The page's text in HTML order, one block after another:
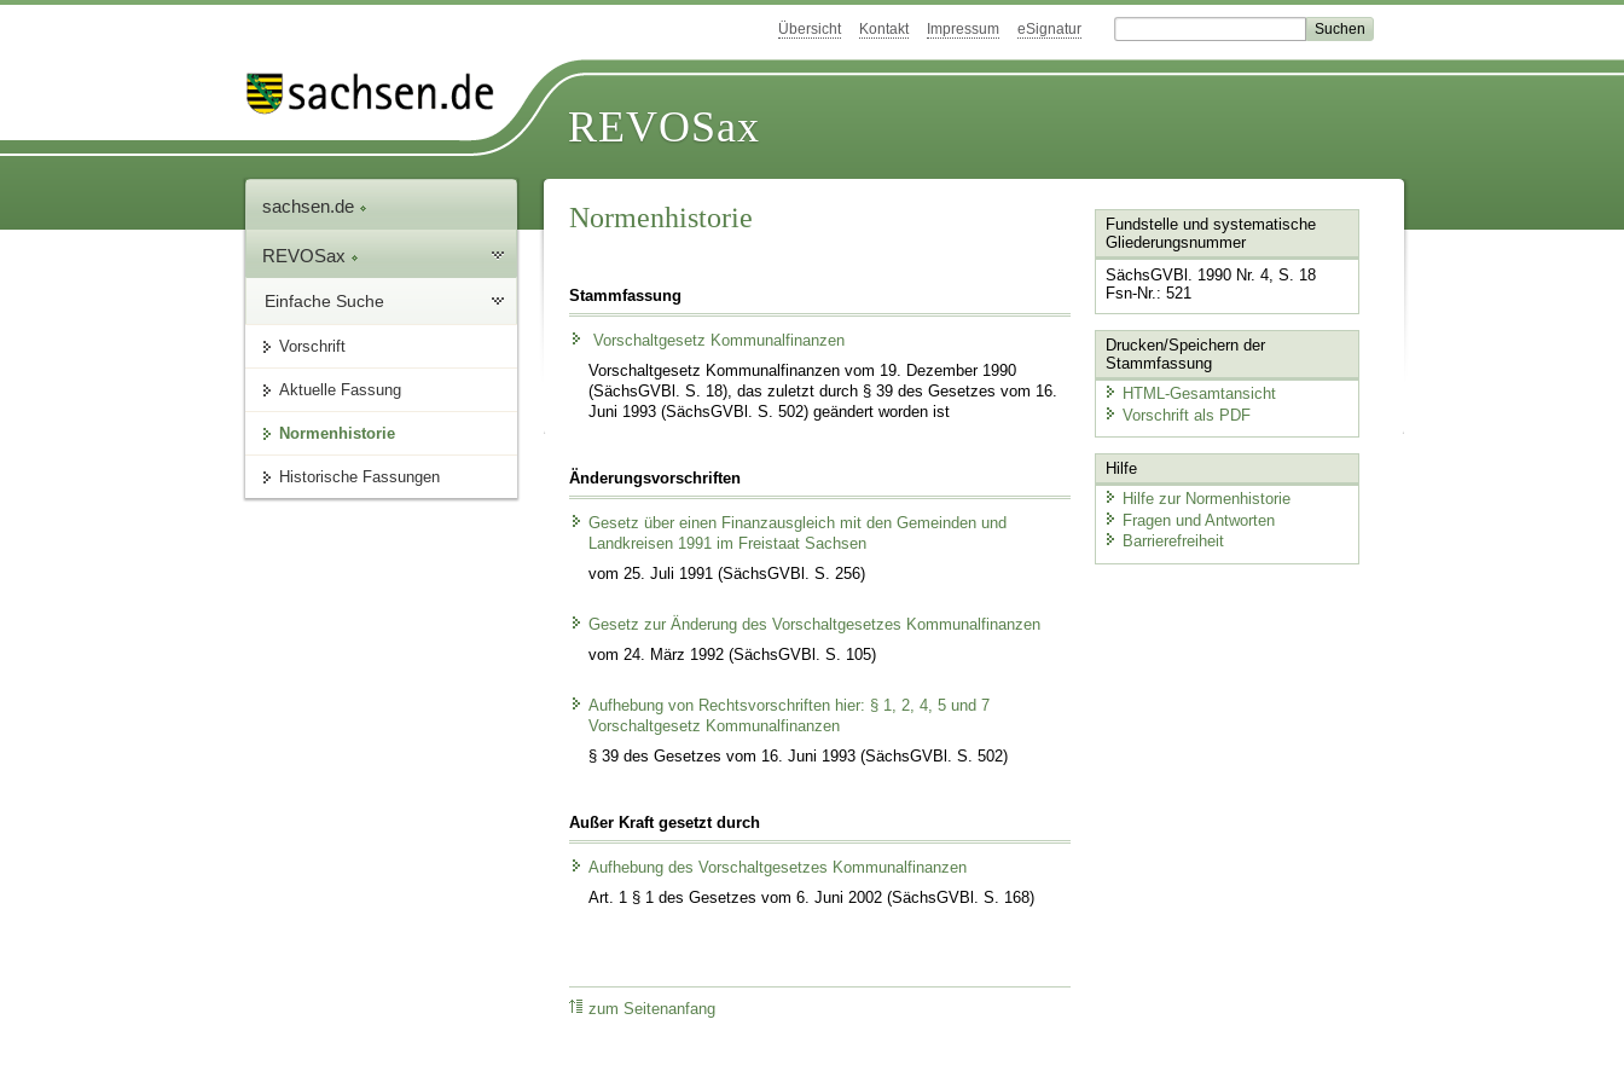
Übersicht Kontakt Impressum eSignatur
REVOSax
sachsen.de
REVOSax
Einfache Suche
Vorschrift
Aktuelle Fassung
Normenhistorie
Historische Fassungen
Normenhistorie
Stammfassung
Vorschaltgesetz Kommunalfinanzen
Vorschaltgesetz Kommunalfinanzen vom 19. Dezember 1990
(SächsGVBl. S. 18), das zuletzt durch § 39 des Gesetzes vom 16.
Juni 1993 (SächsGVBl. S. 502) geändert worden ist
Änderungsvorschriften
Gesetz über einen Finanzausgleich mit den Gemeinden und
Landkreisen 1991 im Freistaat Sachsen
vom 25. Juli 1991 (SächsGVBl. S. 256)
Gesetz zur Änderung des Vorschaltgesetzes Kommunalfinanzen
vom 24. März 1992 (SächsGVBl. S. 105)
Aufhebung von Rechtsvorschriften hier: § 1, 2, 4, 5 und 7
Vorschaltgesetz Kommunalfinanzen
§ 39 des Gesetzes vom 16. Juni 1993 (SächsGVBl. S. 502)
Außer Kraft gesetzt durch
Aufhebung des Vorschaltgesetzes Kommunalfinanzen
Art. 1 § 1 des Gesetzes vom 6. Juni 2002 (SächsGVBl. S. 168)
zum Seitenanfang
Fundstelle und systematische
Gliederungsnummer
SächsGVBl. 1990 Nr. 4, S. 18
Fsn-Nr.: 521
Drucken/Speichern der
Stammfassung
HTML-Gesamtansicht
Vorschrift als PDF
Hilfe
Hilfe zur Normenhistorie
Fragen und Antworten
Barrierefreiheit